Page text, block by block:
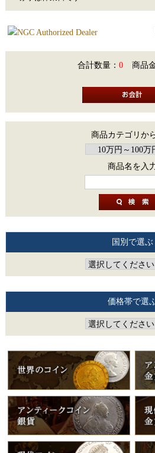
合計数量： 0 商品
商品カテゴリか
商品名を入
国別で選ぶ
価格帯で選